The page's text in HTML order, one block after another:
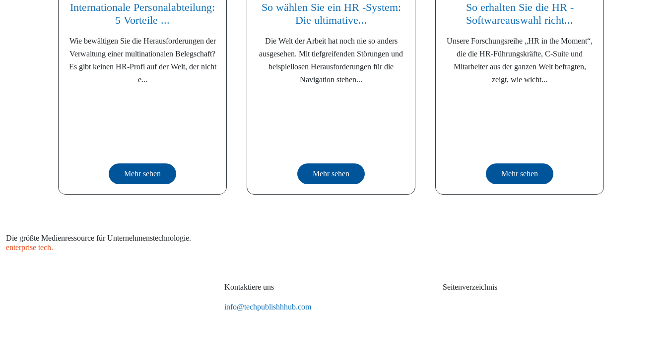
Internationale Personalabteilung:
5 Vorteile ...
Wie bewältigen Sie die Herausforderungen der
Verwaltung einer multinationalen Belegschaft?
Es gibt keinen HR-Profi auf der Welt, der nicht
e...
Mehr sehen
So wählen Sie ein HR -System:
Die ultimative...
Die Welt der Arbeit hat noch nie so anders
ausgesehen. Mit tiefgreifenden Störungen und
beispiellosen Herausforderungen für die
Navigation stehen...
Mehr sehen
So erhalten Sie die HR -
Softwareauswahl richt...
Unsere Forschungsreihe „HR in the Moment“,
die die HR-Führungskräfte, C-Suite und
Mitarbeiter aus der ganzen Welt befragten,
zeigt, wie wicht...
Mehr sehen
Die größte Medienressource für Unternehmenstechnologie.
enterprise tech.
Kontaktiere uns
info@techpublishhhub.com
Seitenverzeichnis